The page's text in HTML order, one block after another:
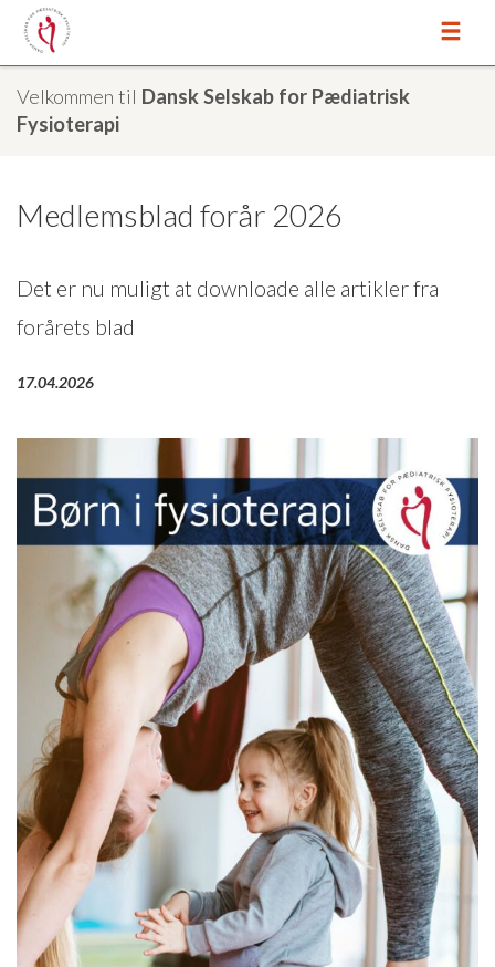
Velkommen til Dansk Selskab for Pædiatrisk
Fysioterapi
Medlemsblad forår 2026
Det er nu muligt at downloade alle artikler fra
forårets blad
17.04.2026